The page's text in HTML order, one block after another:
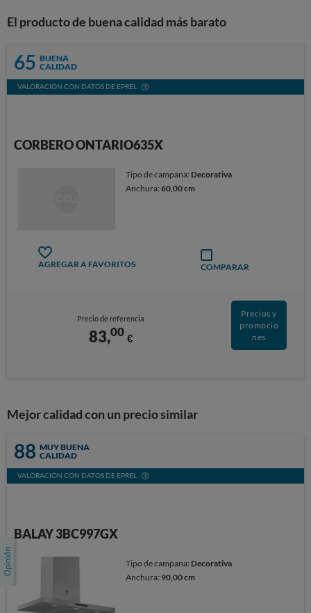
El producto de buena calidad más barato
65 BUENA
CALIDAD
VALORACIÓN CON DATOS DE EPREL
CORBERO ONTARIO635X
Tipo de campana: Decorativa
Anchura:60,00 cm
AGREGAR A FAVORITOS COMPARAR
Precio de referencia
83,00 €
Precios y
promocio
nes
Mejor calidad con un precio similar
88 MUY BUENA
CALIDAD
VALORACIÓN CON DATOS DE EPREL
BALAY 3BC997GX
Tipo de campana: Decorativa
Anchura: 90,00 cm